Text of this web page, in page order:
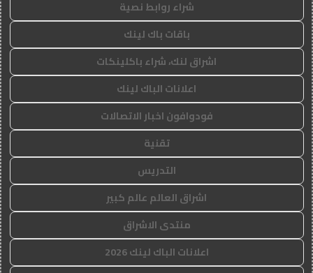
شراء روابط نصية
باقات باك لينك
اشراق لنك، شراء باكلينكات
اعلانات الباك لينك
فودوافون اخبار الاتصالات
تقنية
التدريس
اشراق العالم عالم كبير
منتدى الاشراق
اعلانات الباك لينك 2026